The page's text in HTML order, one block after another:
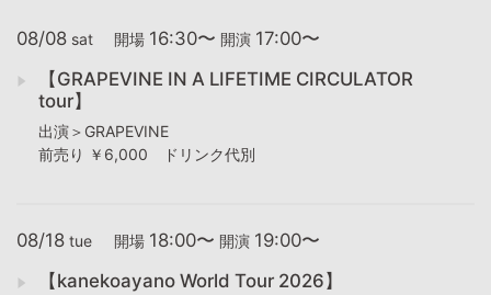
08/08 sat 開場 16:30〜 開演 17:00〜
【GRAPEVINE IN A LIFETIME CIRCULATOR
tour】
出演＞GRAPEVINE
前売り ￥6,000 ドリンク代別
08/18 tue 開場 18:00〜 開演 19:00〜
【kanekoayano World Tour 2026】